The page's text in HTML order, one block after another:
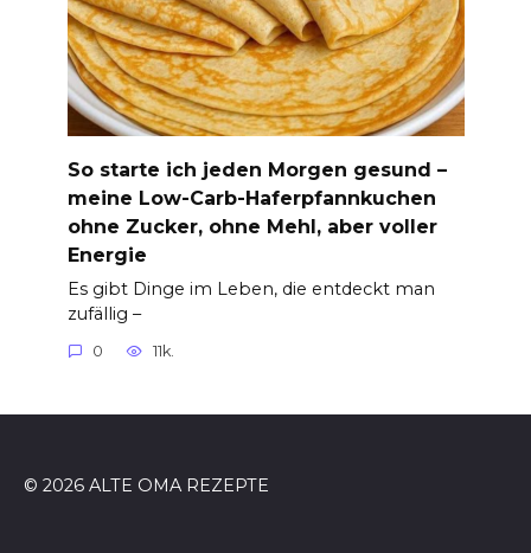
So starte ich jeden Morgen gesund –
meine Low-Carb-Haferpfannkuchen
ohne Zucker, ohne Mehl, aber voller
Energie
Es gibt Dinge im Leben, die entdeckt man
zufällig –
0 11k.
© 2026 ALTE OMA REZEPTE